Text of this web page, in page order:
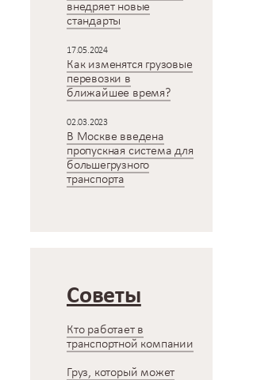
внедряет новые
стандарты
17.05.2024
Как изменятся грузовые
перевозки в
ближайшее время?
02.03.2023
В Москве введена
пропускная система для
большегрузного
транспорта
Советы
Кто работает в
транспортной компании
Груз, который может